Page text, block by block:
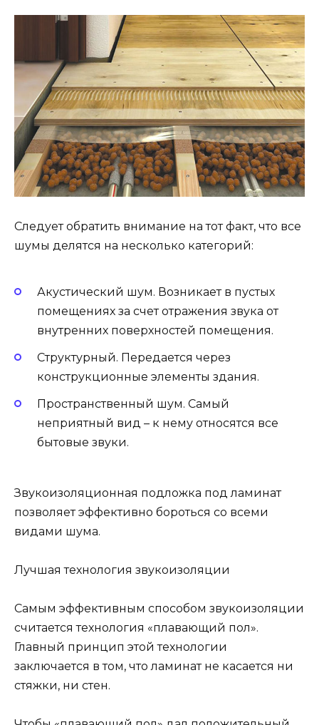
Следует обратить внимание на тот факт, что все
шумы делятся на несколько категорий:
Акустический шум. Возникает в пустых
помещениях за счет отражения звука от
внутренних поверхностей помещения.
Структурный. Передается через
конструкционные элементы здания.
Пространственный шум. Самый
неприятный вид – к нему относятся все
бытовые звуки.
Звукоизоляционная подложка под ламинат
позволяет эффективно бороться со всеми
видами шума.
Лучшая технология звукоизоляции
Самым эффективным способом звукоизоляции
считается технология «плавающий пол».
Главный принцип этой технологии
заключается в том, что ламинат не касается ни
стяжки, ни стен.